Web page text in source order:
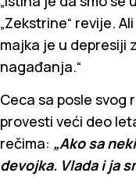
„Zekstrine“ revije.
majka je u depresiji
nagađanja.“
Ceca sa posle svog
provesti veći deo
rečima: „Ako sa
devojka. Vlada i ja